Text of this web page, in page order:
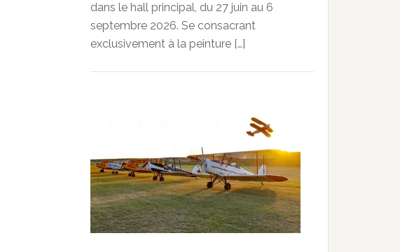
dans le hall principal, du 27 juin au 6
septembre 2026. Se consacrant
exclusivement à la peinture […]